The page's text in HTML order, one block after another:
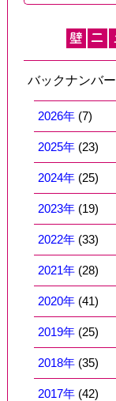
バックナンバー
2026年 (7)
2025年 (23)
2024年 (25)
2023年 (19)
2022年 (33)
2021年 (28)
2020年 (41)
2019年 (25)
2018年 (35)
2017年 (42)